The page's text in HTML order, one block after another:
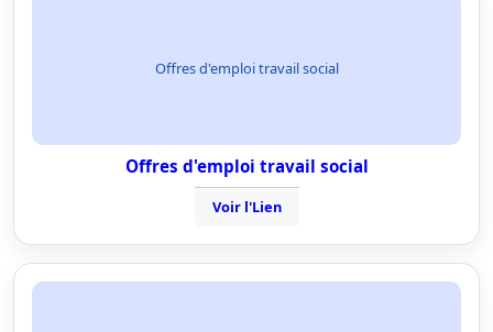
Offres d'emploi travail social
Offres d'emploi travail social
Voir l'Lien